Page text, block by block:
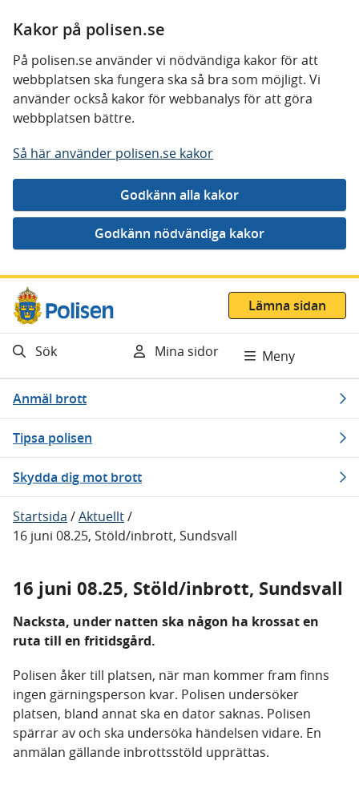
Kakor på polisen.se
På polisen.se använder vi nödvändiga kakor för att
webbplatsen ska fungera ska så bra som möjligt. Vi
använder också kakor för webbanalys för att göra
webbplatsen bättre.
Så här använder polisen.se kakor
Gå direkt till innehåll
Lämna sidan
Sök Mina sidor Meny
Anmäl brott
Tipsa polisen
Skydda dig mot brott
Startsida /Aktuellt/
16 juni 08.25, Stöld/inbrott, Sundsvall
16 juni 08.25, Stöld/inbrott, Sundsvall
Nacksta, under natten ska någon ha krossat en
ruta till en fritidsgård.
Polisen åker till platsen, när man kommer fram finns
ingen gärningsperson kvar. Polisen undersöker
platsen, bland annat ska en dator saknas. Polisen
spärrar av och ska undersöka händelsen vidare. En
anmälan gällande inbrottsstöld upprättas.